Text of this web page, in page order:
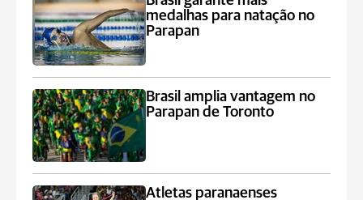
medalhas para natação no
Parapan
Brasil amplia vantagem no
Parapan de Toronto
Atletas paranaenses